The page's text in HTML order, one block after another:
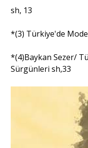
sh, 13
*(3) Türkiye'de
*(4)Baykan Sezer/
Sürgünleri sh,33